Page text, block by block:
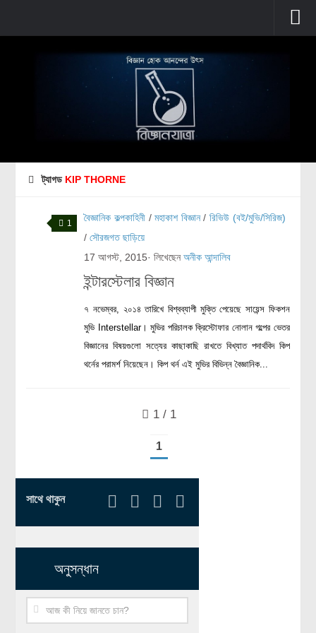
মানবদেহ
জেনেটিক্স
রোগ ও চিকিৎসা
অণুজীববিজ্ঞান
কম্পিউটার সায়েন্স
জেনেটিক ইঞ্জিনিয়ারিং
বায়োটেকনোলজি
দৈনন্দিন জীবনে বিজ্ঞানের প্রয়োগ
ট্যাগড KIP THORNE
1 বৈজ্ঞানিক কল্পকাহিনী /মহাকাশ বিজ্ঞান/রিভিউ (বই/মুভি/সিরিজ)
/সৌরজগত ছাড়িয়ে
17 আগস্ট, 2015· লিখেছেনঅনীক আন্দালিব
ইন্টারস্টেলার বিজ্ঞান
৭ নভেম্বর, ২০১৪ তারিখে বিশ্বব্যাপী মুক্তি পেয়েছে সায়েন্স ফিকশন
মুভি Interstellar। মুভির পরিচালক ক্রিস্টোফার নোলান গল্পের ভেতর
বিজ্ঞানের বিষয়গুলো সত্যের কাছাকাছি রাখতে বিখ্যাত পদার্থবিদ কিপ
থর্নের পরামর্শ নিয়েছেন। কিপ থর্ন এই মুভির বিভিন্ন বৈজ্ঞানিক...
1 / 1
1
সাথে থাকুন
অনুসন্ধান